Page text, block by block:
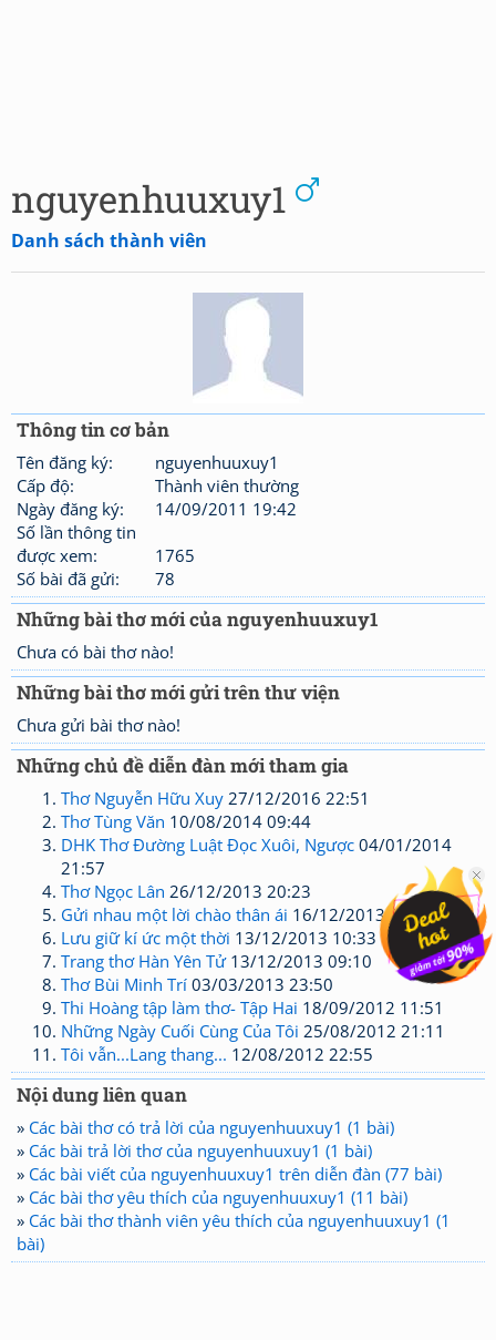
nguyenhuuxuy1
Danh sách thành viên
Thông tin cơ bản
Tên đăng ký:
nguyenhuuxuy1
Cấp độ:
Thành viên thường
Ngày đăng ký:
14/09/2011 19:42
Số lần thông tin
được xem:
1765
Số bài đã gửi:
78
Những bài thơ mới của nguyenhuuxuy1
Chưa có bài thơ nào!
Những bài thơ mới gửi trên thư viện
Chưa gửi bài thơ nào!
Những chủ đề diễn đàn mới tham gia
Thơ Nguyễn Hữu Xuy 27/12/2016 22:51
Thơ Tùng Văn 10/08/2014 09:44
DHK Thơ Đường Luật Đọc Xuôi, Ngược 04/01/2014
21:57
Thơ Ngọc Lân 26/12/2013 20:23
Gửi nhau một lời chào thân ái 16/12/2013 10:12
Lưu giữ kí ức một thời 13/12/2013 10:33
Trang thơ Hàn Yên Tử13/12/2013 09:10
Thơ Bùi Minh Trí 03/03/2013 23:50
Thi Hoàng tập làm thơ- Tập Hai 18/09/2012 11:51
Những Ngày Cuối Cùng Của Tôi 25/08/2012 21:11
Tôi vẫn...Lang thang... 12/08/2012 22:55
Nội dung liên quan
» Các bài thơ có trả lời của nguyenhuuxuy1 (1 bài)
» Các bài trả lời thơ của nguyenhuuxuy1 (1 bài)
» Các bài viết của nguyenhuuxuy1 trên diễn đàn (77 bài)
» Các bài thơ yêu thích của nguyenhuuxuy1 (11 bài)
» Các bài thơ thành viên yêu thích của nguyenhuuxuy1 (1
bài)